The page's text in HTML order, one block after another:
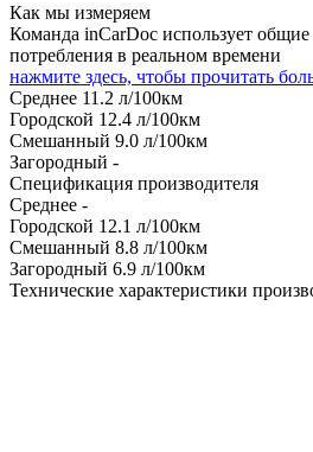
Как мы измеряем
Команда inCarDoc использует
потребления в реальном времени
нажмите здесь, чтобы прочитать
Среднее 11.2 л/100км
Городской 12.4 л/100км
Смешанный 9.0 л/100км
Загородный -
Спецификация производителя
Среднее -
Городской 12.1 л/100км
Смешанный 8.8 л/100км
Загородный 6.9 л/100км
Технические характеристики